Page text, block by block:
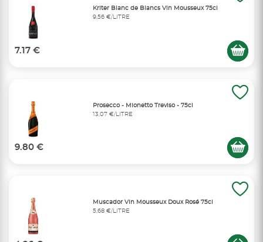
Kriter Blanc de Blancs Vin Mousseux 75cl
9,56 €/LITRE
7.17 €
Prosecco - Mionetto Treviso - 75cl
13,07 €/LITRE
9.80 €
Muscador Vin Mousseux Doux Rosé 75cl
5,68 €/LITRE